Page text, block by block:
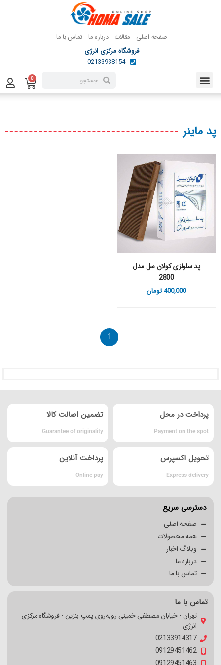
صفحه اصلی مقالات درباره ما تماس با ما
فروشگاه مرکزی انرژی
02133938154
0
پد ماینر
پد سلولزی کولان سل مدل
2800
400,000تومان
1
پرداخت در محل
Payment on the spot
تضمین اصالت کالا
Guarantee of originality
تحویل اکسپرس
Express delivery
پرداخت آنلاین
Online pay
دسترسی سریع
صفحه اصلی
همه محصولات
وبلاگ اخبار
درباره ما
تماس با ما
تماس با ما
تهران - خیابان مصطفی خمینی روبه‌روی پمپ بنزین - فروشگاه مرکزی
انرژی
02133914317
09129451462